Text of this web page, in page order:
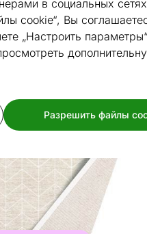
в социальных
cookie“, Вы
„Настроить
Разрешить файлы